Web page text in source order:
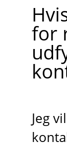
for
Jeg